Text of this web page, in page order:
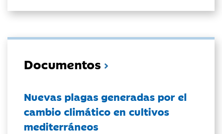
Documentos
Nuevas plagas generadas por el
cambio climático en cultivos
mediterráneos